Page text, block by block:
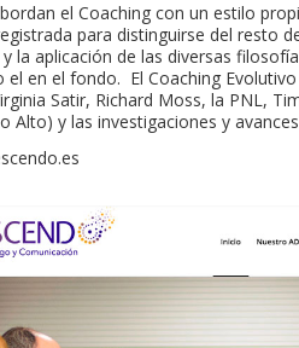
el Coaching con un estilo
para distinguirse del resto
la aplicación de las diversas
en el fondo. El Coaching
Satir, Richard Moss, la PNL,
Alto) y las investigaciones y